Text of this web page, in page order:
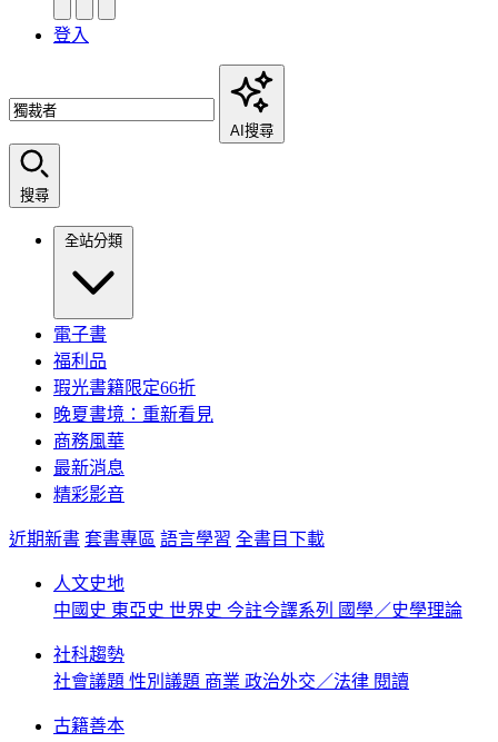
登入
AI搜尋
搜尋
全站分類
電子書
福利品
瑕光書籍限定66折
晚夏書境：重新看見
商務風華
最新消息
精彩影音
近期新書 套書專區 語言學習 全書目下載
人文史地
中國史 東亞史 世界史 今註今譯系列 國學／史學理論
社科趨勢
社會議題 性別議題 商業 政治外交／法律 閱讀
古籍善本